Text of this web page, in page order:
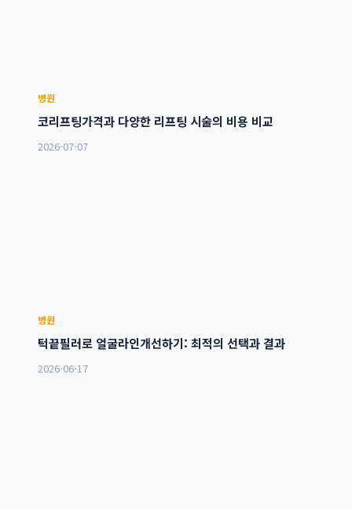
병원
코리프팅가격과 다양한 리프팅 시술의 비용 비교
2026-07-07
병원
턱끝필러로 얼굴라인개선하기: 최적의 선택과 결과
2026-06-17